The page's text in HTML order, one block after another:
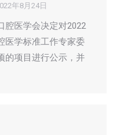
年8月24日
腔医学会决定对2022
医学标准工作专家委
的项目进行公示，并